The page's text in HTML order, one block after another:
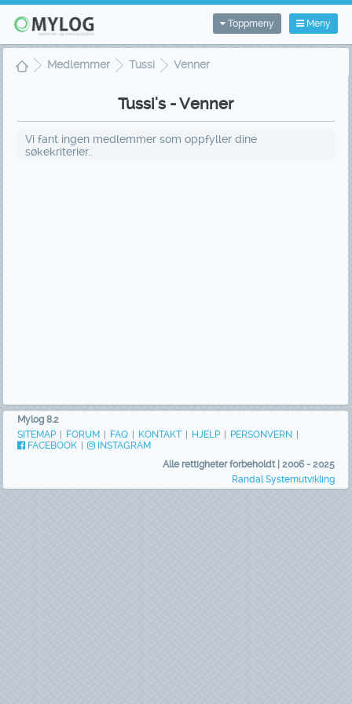
Meny
Toppmeny
Medlemmer Tussi Venner
Tussi's - Venner
Vi fant ingen medlemmer som oppfyller dine
søkekriterier..
Mylog 8.2
SITEMAP
FORUM FAQ KONTAKT HJELP PERSONVERN
FACEBOOK
INSTAGRAM
Alle rettigheter forbeholdt | 2006 - 2025
Randal Systemutvikling